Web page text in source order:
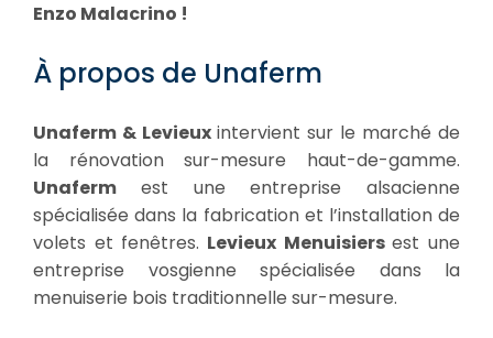
Enzo Malacrino !
À propos de Unaferm
Unaferm & Levieux intervient sur le marché de
la rénovation sur-mesure haut-de-gamme.
Unaferm
est une entreprise alsacienne
spécialisée dans la fabrication et l’installation de
volets et fenêtres. Levieux Menuisiers est une
entreprise vosgienne spécialisée dans la
menuiserie bois traditionnelle sur-mesure.